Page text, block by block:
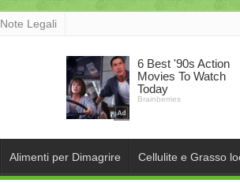
Note Legali
Alimenti per Dimagrire Cellulite e Grasso